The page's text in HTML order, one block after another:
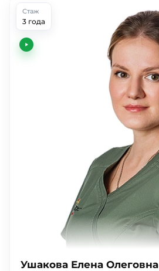
Стаж
3 года
Ушакова Елена Олеговна